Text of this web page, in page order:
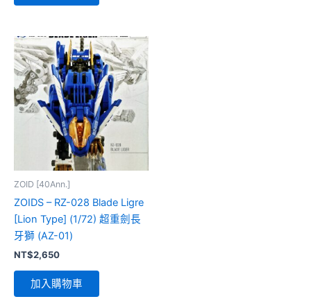
ZOID [40Ann.]
ZOIDS – RZ-028 Blade Ligre
[Lion Type] (1/72) 超重劍長
牙獅 (AZ-01)
NT$2,650
加入購物車